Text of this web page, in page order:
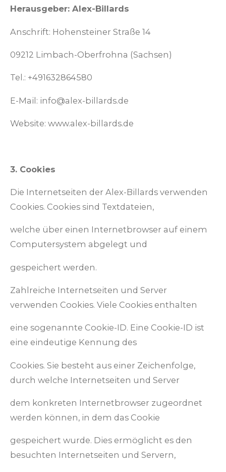
Herausgeber: Alex-Billards
Anschrift: Hohensteiner Straße 14
09212 Limbach-Oberfrohna (Sachsen)
Tel.: +491632864580
E-Mail: info@alex-billards.de
Website: www.alex-billards.de
3. Cookies
Die Internetseiten der Alex-Billards verwenden
Cookies. Cookies sind Textdateien,
welche über einen Internetbrowser auf einem
Computersystem abgelegt und
gespeichert werden.
Zahlreiche Internetseiten und Server
verwenden Cookies. Viele Cookies enthalten
eine sogenannte Cookie-ID. Eine Cookie-ID ist
eine eindeutige Kennung des
Cookies. Sie besteht aus einer Zeichenfolge,
durch welche Internetseiten und Server
dem konkreten Internetbrowser zugeordnet
werden können, in dem das Cookie
gespeichert wurde. Dies ermöglicht es den
besuchten Internetseiten und Servern,